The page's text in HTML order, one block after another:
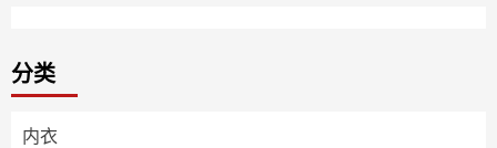
分类
内衣